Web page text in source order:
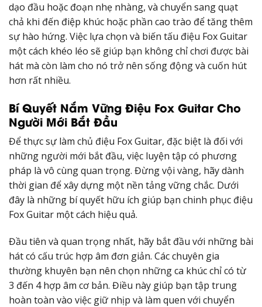
dạo đầu hoặc đoạn nhẹ nhàng, và chuyển sang quạt
chả khi đến điệp khúc hoặc phần cao trào để tăng thêm
sự hào hứng. Việc lựa chọn và biến tấu điệu Fox Guitar
một cách khéo léo sẽ giúp bạn không chỉ chơi được bài
hát mà còn làm cho nó trở nên sống động và cuốn hút
hơn rất nhiều.
Bí Quyết Nắm Vững Điệu Fox Guitar Cho
Người Mới Bắt Đầu
Để thực sự làm chủ điệu Fox Guitar, đặc biệt là đối với
những người mới bắt đầu, việc luyện tập có phương
pháp là vô cùng quan trọng. Đừng vội vàng, hãy dành
thời gian để xây dựng một nền tảng vững chắc. Dưới
đây là những bí quyết hữu ích giúp bạn chinh phục điệu
Fox Guitar một cách hiệu quả.
Đầu tiên và quan trọng nhất, hãy bắt đầu với những bài
hát có cấu trúc hợp âm đơn giản. Các chuyên gia
thường khuyên bạn nên chọn những ca khúc chỉ có từ
3 đến 4 hợp âm cơ bản. Điều này giúp bạn tập trung
hoàn toàn vào việc giữ nhịp và làm quen với chuyển